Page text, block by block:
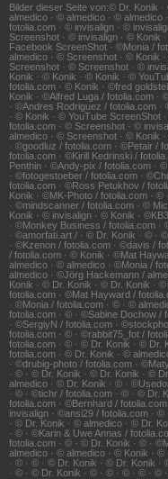
Bilder dieser Seite von:© Dr. Konik
almedico · © almedico · ©
fotolia.com · © invisalign · ©
Screenshot · © invisalign · © Konik
Facebook ScreenShot · ©Monia /
almedico · © Screenshot · © Konik
Screenshot · © Screenshot · ©
Konik · © Konik · © Konik · ©
fotolia.com · © Konik · ©fred
Konik · ©Alfred Luga / fotolia.com
· ©Andres Rodriguez / fotolia.com
· © Konik · © YouTube ScreenShot
fotolia.com · © Screenshot · ©
almedico · © Screenshot · © Konik
· ©goodluz / fotolia.com · ©Petair /
fotolia.com · ©Kirill Kedrinski /
Penthin · ©Andy-pix / fotolia.com ·
· ©fotogestoeber / fotolia.com ·
fotolia.com · ©Ross Petukhov /
Konik · ©MK-Photo / fotolia.com ·
· ©mindscanner / fotolia.com · ©
Konik · © invisalign · © Konik ·
· ©Monkey Business / fotolia.com ·
· ©amorfati.art / · © Dr. Konik · © ·
· ©Kzenon / fotolia.com · ©davis /
/ fotolia.com · © Konik · ©Mat
almedico · © almedico · ©Monia /
almedico · ©Jörg Hackemann /
Konik · © Dr. Konik · © Dr. Konik ·
fotolia.com · ©Mat Hayward /
· ©Monia / fotolia.com · © · ©
fotolia.com · © · ©Sabine Dochow /
· ©SergiyN / fotolia.com ·
fotolia.com · © · ©rabbit75_fot /
fotolia.com · © · © Dr. Konik · © Dr.
fotolia.com · © Dr. Konik · ©
· ©drubig-photo / fotolia.com ·
· © · © Dr. Konik · © Dr. Konik · ©
almedico · © Dr. Konik · © ·
· © · ©tichr / fotolia.com · © · © Dr.
fotolia.com · ©Bernhard /
invisalign · ©ansi29 / fotolia.com ·
· © Dr. Konik · © almedico · © Dr.
· © · ©Karin & Uwe Annas /
fotolia.com · © · © Dr. Konik · © ·
almedico · © almedico · © Konik ·
· © · © · © Dr. Konik · © Dr. Konik
· © · © Dr. Konik · © · © · © · © · ©